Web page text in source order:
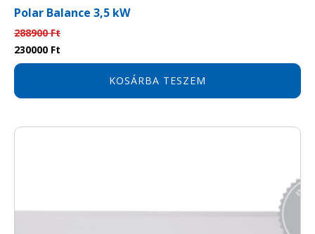
Polar Balance 3,5 kW
288900Ft
Original
price
288900 Ft.
230000 Ft
price
KOSÁRBA TESZEM